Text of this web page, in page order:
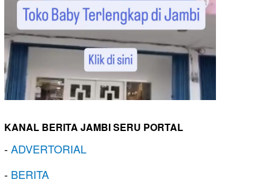
KANAL BERITA JAMBI SERU PORTAL
-ADVERTORIAL
- BERITA